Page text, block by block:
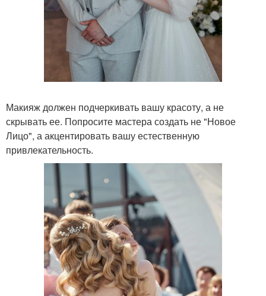
Макияж должен подчеркивать вашу красоту, а не
скрывать ее. Попросите мастера создать не "Новое
Лицо", а акцентировать вашу естественную
привлекательность.